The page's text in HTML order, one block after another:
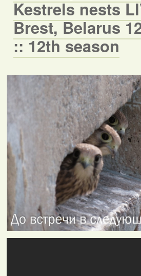
Kestrels nests
Brest, Belarus
:: 12th season